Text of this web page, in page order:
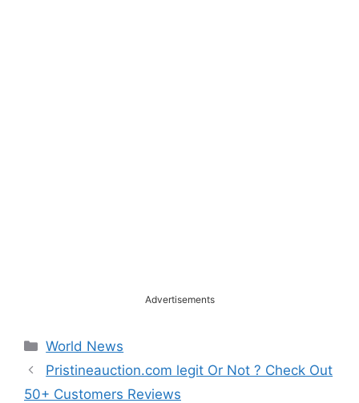
Advertisements
Categories
World News
Pristineauction.com legit Or Not ? Check Out
50+ Customers Reviews